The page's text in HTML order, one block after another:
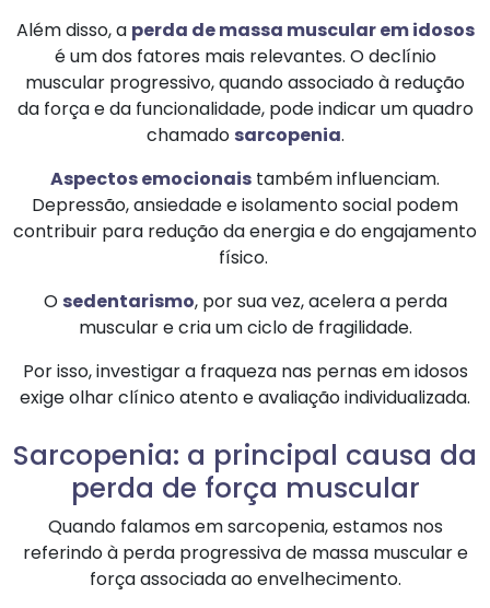
Além disso, a perda de massa muscular em idosos
é um dos fatores mais relevantes. O declínio
muscular progressivo, quando associado à redução
da força e da funcionalidade, pode indicar um quadro
chamado sarcopenia.
Aspectos emocionais também influenciam.
Depressão, ansiedade e isolamento social podem
contribuir para redução da energia e do engajamento
físico.
O sedentarismo, por sua vez, acelera a perda
muscular e cria um ciclo de fragilidade.
Por isso, investigar a fraqueza nas pernas em idosos
exige olhar clínico atento e avaliação individualizada.
Sarcopenia: a principal causa da
perda de força muscular
Quando falamos em sarcopenia, estamos nos
referindo à perda progressiva de massa muscular e
força associada ao envelhecimento.